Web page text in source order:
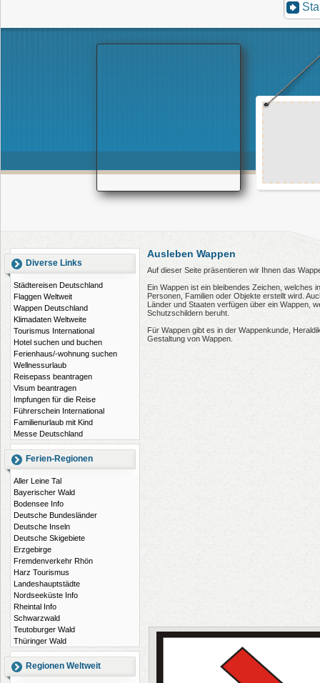
Diverse Links
Städtereisen Deutschland
Flaggen Weltweit
Wappen Deutschland
Klimadaten Weltweite
Tourismus International
Hotel suchen und buchen
Ferienhaus/-wohnung suchen
Wellnessurlaub
Reisepass beantragen
Visum beantragen
Impfungen für die Reise
Führerschein International
Familienurlaub mit Kind
Messe Deutschland
Ferien-Regionen
Aller Leine Tal
Bayerischer Wald
Bodensee Info
Deutsche Bundesländer
Deutsche Inseln
Deutsche Skigebiete
Erzgebirge
Fremdenverkehr Rhön
Harz Tourismus
Landeshauptstädte
Nordseeküste Info
Rheintal Info
Schwarzwald
Teutoburger Wald
Thüringer Wald
Regionen Weltweit
Ausleben Wappen
Auf dieser Seite präsentieren wir Ihnen das
Ein Wappen ist ein bleibendes Zeichen, welches
Personen, Familien oder Objekte erstellt wird.
Länder und Staaten verfügen über ein Wappen,
Schutzschildern beruht.
Für Wappen gibt es in der Wappenkunde,
Gestaltung von Wappen.